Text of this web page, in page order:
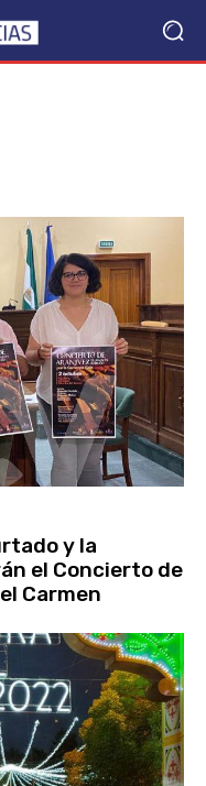
y la
el Concierto de
Carmen